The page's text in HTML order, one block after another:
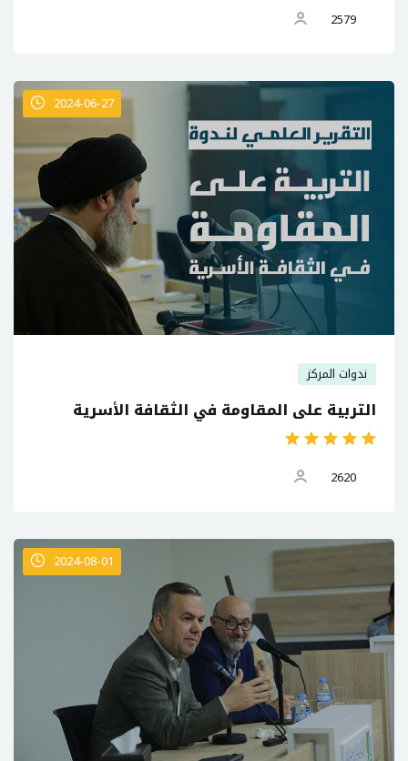
2579
2024-06-27
ندوات المركز
التربية على المقاومة في الثقافة الأسرية
2620
2024-08-01